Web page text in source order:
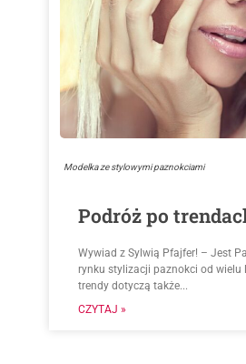
Modelka ze stylowymi paznokciami
Podróż po
Wywiad z Sylwią Pfajfer! – Jest
rynku stylizacji paznokci od wielu
trendy dotyczą także...
CZYTAJ »